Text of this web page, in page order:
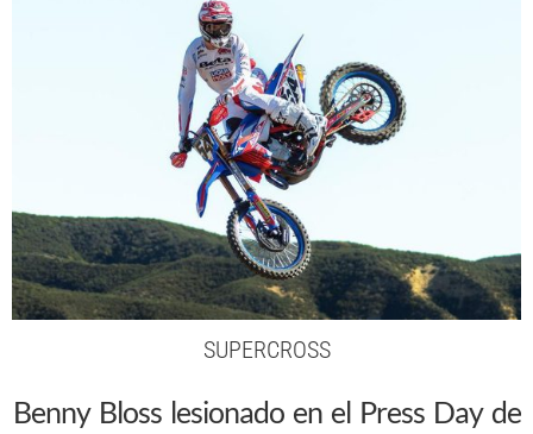
SUPERCROSS
Benny Bloss lesionado en el Press Day de